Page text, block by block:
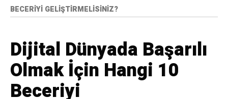
BECERIYI GELIŞTIRMELISINIZ?
Dijital Dünyada Başarılı
Olmak İçin Hangi 10
Beceriyi